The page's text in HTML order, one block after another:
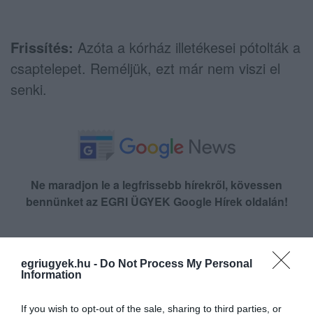
egriugyek.hu - Do Not Process My Personal
Information
If you wish to opt-out of the sale, sharing to third parties, or
Frissítés: Azóta a kórház illetékesei pótolták a
csaptelepet. Reméljük, ezt már nem viszi el
senki.
Ne maradjon le a legfrissebb hírekről, kövessen
bennünket az EGRI ÜGYEK Google Hírek oldalán!